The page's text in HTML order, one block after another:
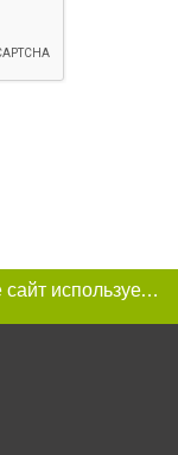
Этот сайт использует «cookies». Также сайт использует интернет-сервис для сбора технических данных касательно посетителей с целью получения маркетинговой и статистической информации. Условия обработки данных посетителей сайта см.